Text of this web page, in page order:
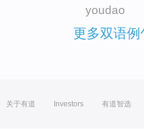
youdao
更多双语例
关于有道 Investors 有道智选